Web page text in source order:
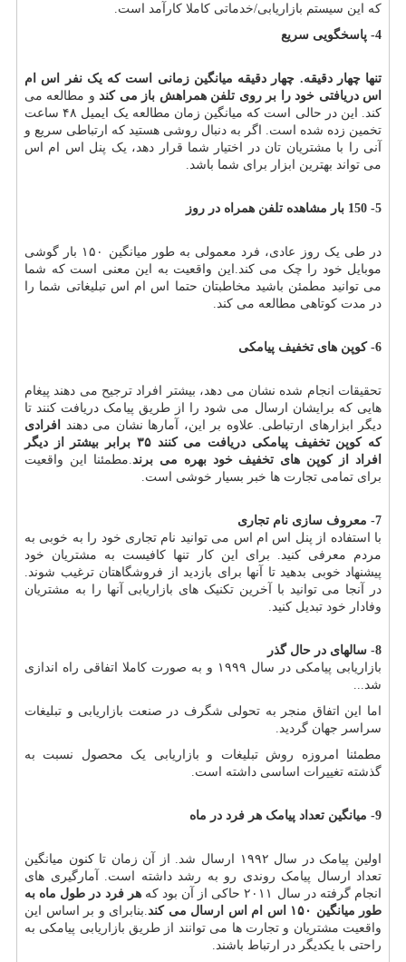
که این سیستم بازاریابی/خدماتی کاملا کارآمد است.
4- پاسخگویی سریع
تنها چهار دقیقه. چهار دقیقه میانگین زمانی است که یک نفر اس ام
اس دریافتی خود را بر روی تلفن همراهش باز می کندو مطالعه می
کند. این در حالی است که میانگین زمان مطالعه یک ایمیل ۴۸ ساعت
تخمین زده شده است. اگر به دنبال روشی هستید که ارتباطی سریع و
آنی را با مشتریان تان در اختیار شما قرار دهد، یک پنل اس ام اس
می تواند بهترین ابزار برای شما باشد.
5- 150 بار مشاهده تلفن همراه در روز
در طی یک روز عادی، فرد معمولی به طور میانگین ۱۵۰ بار گوشی
موبایل خود را چک می کند.این واقعیت به این معنی است که شما
می توانید مطمئن باشید مخاطبتان حتما اس ام اس تبلیغاتی شما را
در مدت کوتاهی مطالعه می کند.
6- کوپن های تخفیف پیامکی
تحقیقات انجام شده نشان می دهد، بیشتر افراد ترجیح می دهند پیغام
هایی که برایشان ارسال می شود را از طریق پیامک دریافت کنند تا
دیگر ابزارهای ارتباطی. علاوه بر این، آمارها نشان می دهند
افرادی
که کوپن تخفیف پیامکی دریافت می کنند۳۵ برابر بیشتر از دیگر
افراد از کوپن های تخفیف خود بهره می برند .مطمئنا این واقعیت
برای تمامی تجارت ها خبر بسیار خوشی است.
7- معروف سازی نام تجاری
با استفاده از پنل اس ام اس می توانید نام تجاری خود را به خوبی به
مردم معرفی کنید. برای این کار تنها کافیست به مشتریان خود
پیشنهاد خوبی بدهید تا آنها برای بازدید از فروشگاهتان ترغیب شوند.
در آنجا می توانید با آخرین تکنیک های بازاریابی آنها را به مشتریان
وفادار خود تبدیل کنید.
8- سالهای در حال گذر
بازاریابی پیامکی در سال ۱۹۹۹ و به صورت کاملا اتفاقی راه اندازی
شد
اما این اتفاق منجر به تحولی شگرف در صنعت بازاریابی و تبلیغات
سراسر جهان گردید.
مطمئنا امروزه روش تبلیغات و بازاریابی یک محصول نسبت به
گذشته تغییرات اساسی داشته است.
9- میانگین تعداد پیامک هر فرد در ماه
اولین پیامک در سال ۱۹۹۲ ارسال شد. از آن زمان تا کنون میانگین
تعداد ارسال پیامک روندی رو به رشد داشته است. آمارگیری های
انجام گرفته در سال ۲۰۱۱ حاکی از آن بود که
هر فرد در طول ماه به
طور میانگین ۱۵۰ اس ام اس ارسال می کند
.بنابرای و بر اساس این
واقعیت مشتریان و تجارت ها می توانند از طریق بازاریابی پیامکی به
راحتی با یکدیگر در ارتباط باشند.